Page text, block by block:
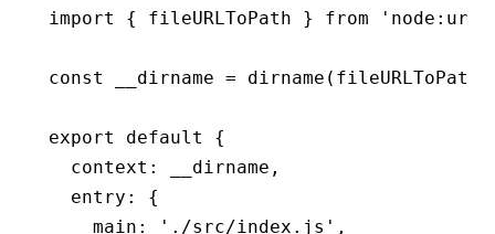
import
{ fileURLToPath } from 'node:url'
const __dirname = dirname ( fileURLToPath
export default
{
  context
: __dirname ,
  entry
:
{
    main
: './src/index.js' ,